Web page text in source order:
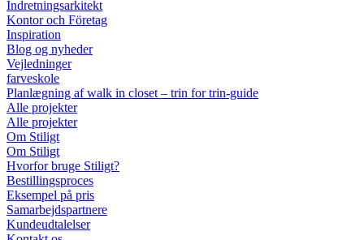
Indretningsarkitekt
Kontor och Företag
Inspiration
Blog og nyheder
Vejledninger
farveskole
Planlægning af walk in closet – trin for trin-guide
Alle projekter
Alle projekter
Om Stiligt
Om Stiligt
Hvorfor bruge Stiligt?
Bestillingsproces
Eksempel på pris
Samarbejdspartnere
Kundeudtalelser